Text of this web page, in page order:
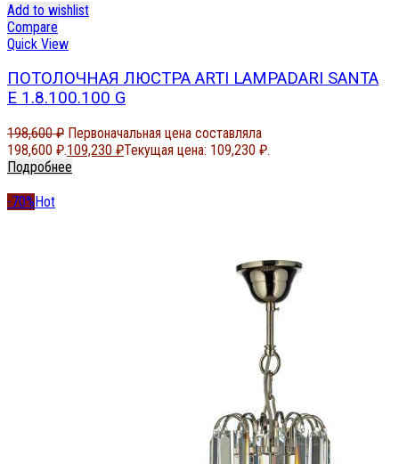
Add to wishlist
Compare
Quick View
ПОТОЛОЧНАЯ ЛЮСТРА ARTI LAMPADARI SANTA
E 1.8.100.100 G
198,600₽ Первоначальная цена составляла
198,600 ₽.109,230 ₽Текущая цена: 109,230 ₽.
Подробнее
-70%Hot